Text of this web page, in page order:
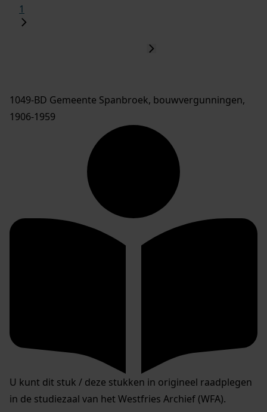
1
1049-BD Gemeente Spanbroek, bouwvergunningen,
1906-1959
U kunt dit stuk / deze stukken in origineel raadplegen
in de studiezaal van het Westfries Archief (WFA).